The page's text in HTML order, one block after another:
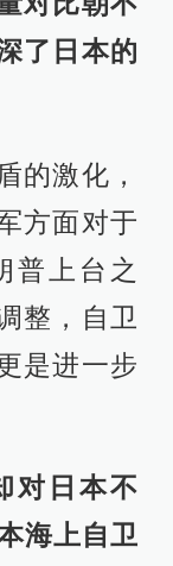
了日本的
的激化，
方面对于
普上台之
整，自卫
是进一步
对日本不
海上自卫